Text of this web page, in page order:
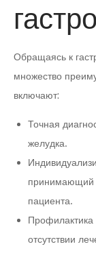
Обращаясь к
множество
включают:
Точная
желудка.
принимающий
пациента.
Профилактика
отсутствии